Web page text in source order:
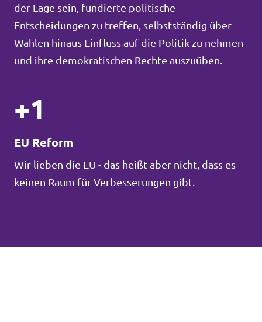
der Lage sein, fundierte politische
Entscheidungen zu treffen, selbstständig über
Wahlen hinaus Einfluss auf die Politik zu nehmen
und ihre demokratischen Rechte auszuüben.
+1
EU Reform
Wir lieben die EU - das heißt aber nicht, dass es
keinen Raum für Verbesserungen gibt.